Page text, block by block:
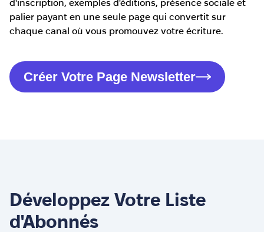
d'inscription, exemples d'éditions, présence sociale et
palier payant en une seule page qui convertit sur
chaque canal où vous promouvez votre écriture.
Créer Votre Page Newsletter
Développez Votre Liste
d'Abonnés